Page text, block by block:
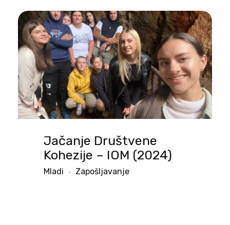
Jačanje Društvene
Kohezije – IOM (2024)
Mladi Zapošljavanje